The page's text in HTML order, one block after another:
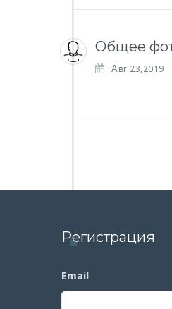
Общее
Авг 23,2019
Регистрация
Email